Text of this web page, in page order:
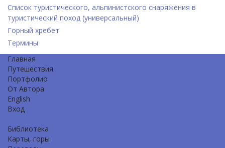
Список туристического, альпинистского снаряжения в
туристический поход (универсальный)
Горный хребет
Термины
Главная
Путешествия
Портфолио
От Автора
English
Вход
Библиотека
Карты, горы